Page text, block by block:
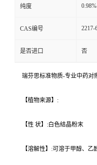
纯度 0.98%
CAS编号 2217-
是否进口 否
瑞芬思标准物质-专业中药对
【植物来源】:
【性 状】:白色结晶粉末
【溶解性】:可溶于甲醇、